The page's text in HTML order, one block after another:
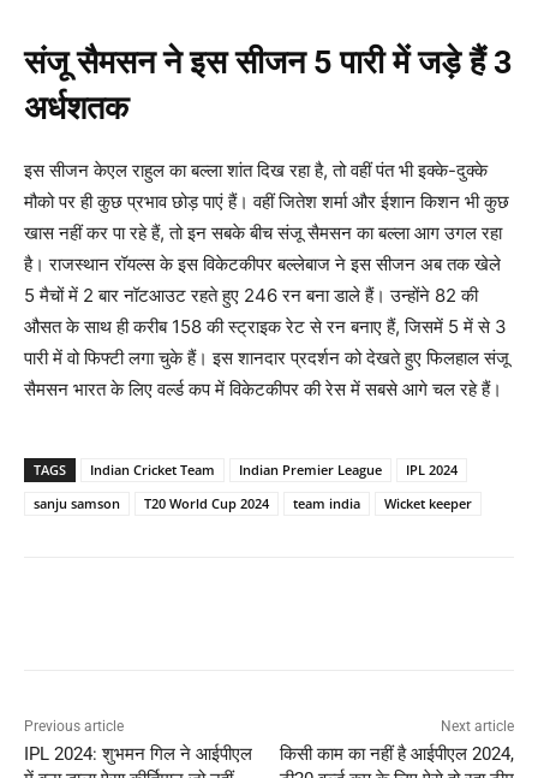
संजू सैमसन ने इस सीजन 5 पारी में जड़े हैं 3
अर्धशतक
इस सीजन केएल राहुल का बल्ला शांत दिख रहा है, तो वहीं पंत भी इक्के-दुक्के
मौको पर ही कुछ प्रभाव छोड़ पाएं हैं। वहीं जितेश शर्मा और ईशान किशन भी कुछ
खास नहीं कर पा रहे हैं, तो इन सबके बीच संजू सैमसन का बल्ला आग उगल रहा
है। राजस्थान रॉयल्स के इस विकेटकीपर बल्लेबाज ने इस सीजन अब तक खेले
5 मैचों में 2 बार नॉटआउट रहते हुए 246 रन बना डाले हैं। उन्होंने 82 की
औसत के साथ ही करीब 158 की स्ट्राइक रेट से रन बनाए हैं, जिसमें 5 में से 3
पारी में वो फिफ्टी लगा चुके हैं। इस शानदार प्रदर्शन को देखते हुए फिलहाल संजू
सैमसन भारत के लिए वर्ल्ड कप में विकेटकीपर की रेस में सबसे आगे चल रहे हैं।
TAGS Indian Cricket Team Indian Premier League
IPL 2024
sanju samson
T20 World Cup 2024 team india Wicket keeper
Previous article
IPL 2024: शुभमन गिल ने आईपीएल
Next article
किसी काम का नहीं है आईपीएल 2024,